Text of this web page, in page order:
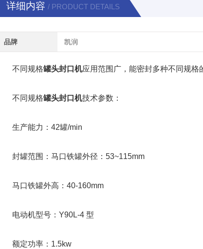
详细内容 / PRODUCT DETAILS
品牌 凯润
不同规格罐头封口机应用范围广，能密封多种不同规格
不同规格罐头封口机技术参数：
生产能力：42罐/min
封罐范围：马口铁罐外径：53~115mm
马口铁罐外高：40-160mm
电动机型号：Y90L-4 型
额定功率：1.5kw